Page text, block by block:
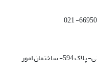
خیابان انقلاب- خیابان قدس- ابتدای خ طالقانی- پلاک 594- ساختمان امور